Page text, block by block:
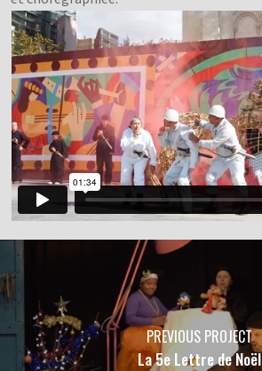
PREVIOUS PROJECT
La 5e Lettre de Noël